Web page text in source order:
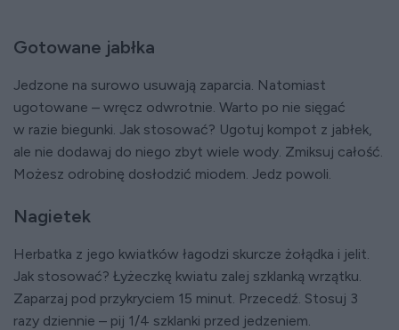
Gotowane jabłka
Jedzone na surowo usuwają zaparcia. Natomiast
ugotowane – wręcz odwrotnie. Warto po nie sięgać
w razie biegunki. Jak stosować? Ugotuj kompot z jabłek,
ale nie dodawaj do niego zbyt wiele wody. Zmiksuj całość.
Możesz odrobinę dosłodzić miodem. Jedz powoli.
Nagietek
Herbatka z jego kwiatków łagodzi skurcze żołądka i jelit.
Jak stosować? Łyżeczkę kwiatu zalej szklanką wrzątku.
Zaparzaj pod przykryciem 15 minut. Przecedź. Stosuj 3
razy dziennie – pij 1/4 szklanki przed jedzeniem.